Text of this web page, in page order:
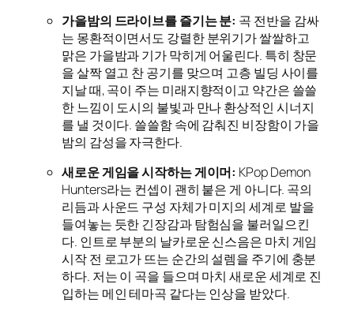
가을밤의 드라이브를 즐기는 분: 곡 전반을 감싸
는 몽환적이면서도 강렬한 분위기가 쌀쌀하고
맑은 가을밤과 기가 막히게 어울린다. 특히 창문
을 살짝 열고 찬 공기를 맞으며 고층 빌딩 사이를
지날 때, 곡이 주는 미래지향적이고 약간은 쓸쓸
한 느낌이 도시의 불빛과 만나 환상적인 시너지
를 낼 것이다. 쓸쓸함 속에 감춰진 비장함이 가을
밤의 감성을 자극한다.
새로운 게임을 시작하는 게이머: KPop Demon
Hunters라는 컨셉이 괜히 붙은 게 아니다. 곡의
리듬과 사운드 구성 자체가 미지의 세계로 발을
들여놓는 듯한 긴장감과 탐험심을 불러일으킨
다. 인트로 부분의 날카로운 신스음은 마치 게임
시작 전 로고가 뜨는 순간의 설렘을 주기에 충분
하다. 저는 이 곡을 들으며 마치 새로운 세계로 진
입하는 메인 테마곡 같다는 인상을 받았다.